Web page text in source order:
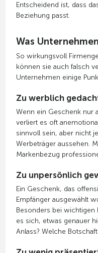
Entscheidend ist, dass
Beziehung passt.
Was
So wirkungsvoll
können sie auch falsch
Unternehmen einige
Zu werblich
Wenn ein Geschenk nur
verliert es oft
sinnvoll sein, aber nicht
Werbeträger aussehen.
Markenbezug
Zu unpersönlich
Ein Geschenk, das
Empfänger ausgewählt
Besonders bei wichtigen
es sich, etwas genauer
Anlass? Welche